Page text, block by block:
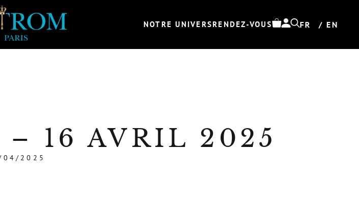
NOTRE UNIVERSRENDEZ-VOUS FR EN
16 AVRIL 2025
04/2025